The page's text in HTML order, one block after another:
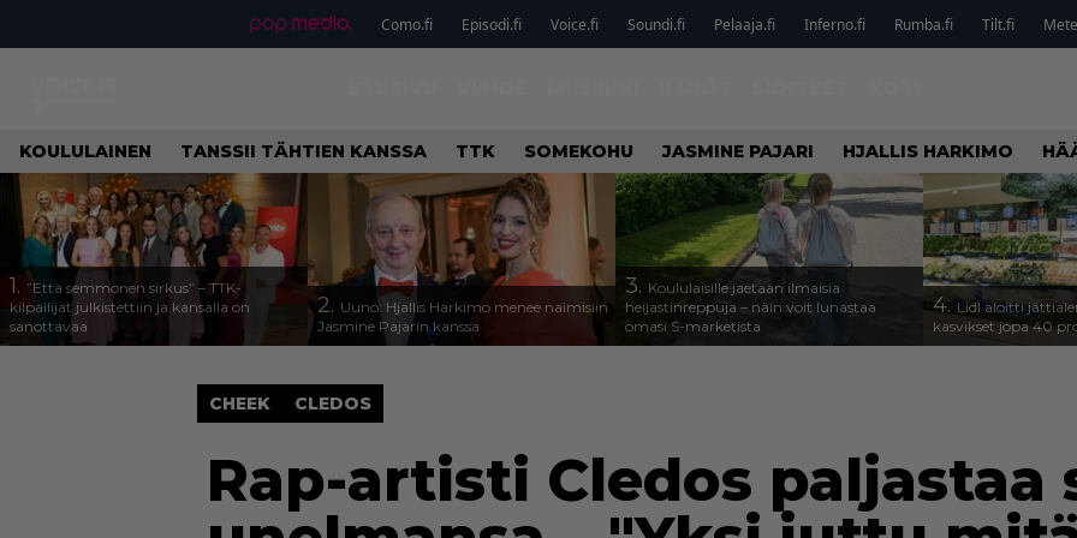
Como.fi Episodi.fi Voice.fi Soundi.fi Pelaaja.fi Inferno.fi Rumba.fi Tilt.fi
KOULULAINEN TANSSII TÄHTIEN KANSSA TTK SOMEKOHU JASMINE PAJARI HJALLIS HARKIMO
1. ”Että semmonen sirkus” – TTK-
kilpailijat julkistettiin ja kansalla on
sanottavaa
2. Uuno: Hjallis Harkimo menee naimisiin
Jasmine Pajarin kanssa
3. Koululaisille jaetaan ilmaisia
heijastinreppuja – näin voit lunastaa
omasi S-marketista
4. Lidl aloitti
kasvikset jopa 40
CHEEK CLEDOS
Rap-artisti Cledos paljastaa